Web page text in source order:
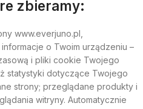
zbieramy:
www.everjuno.pl,
o Twoim urządzeniu –
i pliki cookie Twojego
statystyki dotyczące Twojego
strony; przeglądane produkty i
witryny. Automatycznie